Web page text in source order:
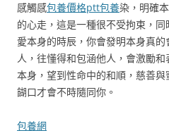
感觸感包養價格ptt包養染，明確
的心走，這是一種很不受拘束，
愛本身的時辰，你會發明本身真
人，往懂得和包涵他人，會激勵
本身，望到性命中的和順，慈善
餬口才會不時隨同你。
包養網